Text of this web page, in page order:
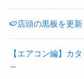
🍉店頭の黒板を更
【エアコン編】カ
～